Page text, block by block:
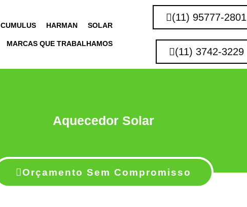
CUMULUS HARMAN SOLAR
MARCAS QUE TRABALHAMOS
(11) 95777-2801
(11) 3742-3229
Aquecedor Solar
Orçamento Sem Compromisso